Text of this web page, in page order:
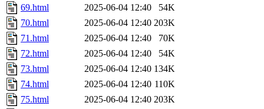
69.html
2025-06-04 12:40
54K
70.html
2025-06-04 12:40 203K
71.html
2025-06-04 12:40
70K
72.html
2025-06-04 12:40
54K
73.html
2025-06-04 12:40 134K
74.html
2025-06-04 12:40 110K
75.html
2025-06-04 12:40 203K